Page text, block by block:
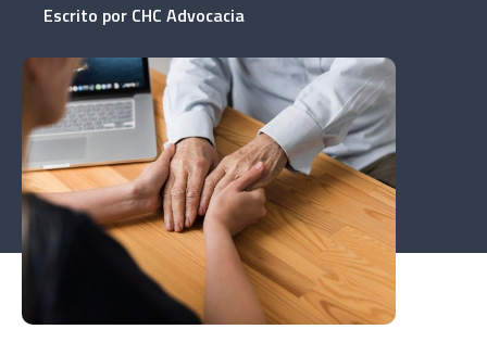
Escrito por CHC Advocacia